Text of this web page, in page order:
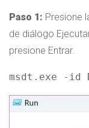
Paso 1: Presione
de diálogo
presione Entrar.
msdt.exe -id